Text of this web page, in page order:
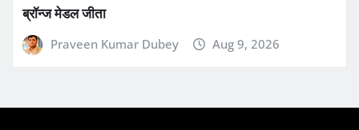
ब्रॉन्ज मेडल जीता
Praveen Kumar Dubey Aug 9, 2026